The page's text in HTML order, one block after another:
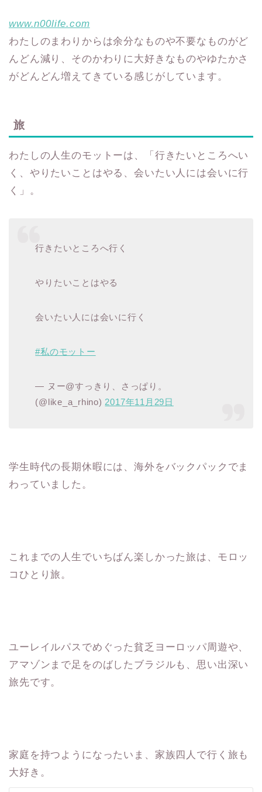
www.n00life.com
わたしのまわりからは余分なものや不要なものがど
んどん減り、そのかわりに大好きなものやゆたかさ
がどんどん増えてきている感じがしています。
旅
わたしの人生のモットーは、「行きたいところへい
く、やりたいことはやる、会いたい人には会いに行
く」。
行きたいところへ行く
やりたいことはやる
会いたい人には会いに行く
#私のモットー
— ヌー@すっきり、さっぱり。
(@like_a_rhino) 2017年11 月 29日
学生時代の長期休暇には、海外をバックパックでま
わっていました。
これまでの人生でいちばん楽しかった旅は、モロッ
コひとり旅。
ユーレイルパスでめぐった貧乏ヨーロッパ周遊や、
アマゾンまで足をのばしたブラジルも、思い出深い
旅先です。
家庭を持つようになったいま、家族四人で行く旅も
大好き。